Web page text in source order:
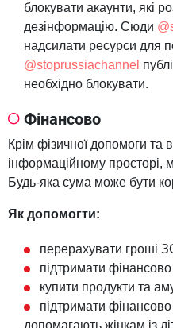
блокувати акаунти, які
дезінформацію. Сюди
надсилати ресурси для
@stoprussiachannel
необхідно блокувати.
Фінансово
Крім фізичної допомоги та
інформаційному просторі,
Будь-яка сума може бути
Як допомогти:
перерахувати гроші
підтримати фінансово
купити продукти та
підтримати фінансово
допомагають жінкам із